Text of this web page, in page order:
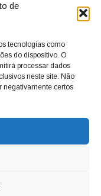
de
tecnologias como
do dispositivo. O
processar dados
neste site. Não
negativamente certos
para casos
3929-6225